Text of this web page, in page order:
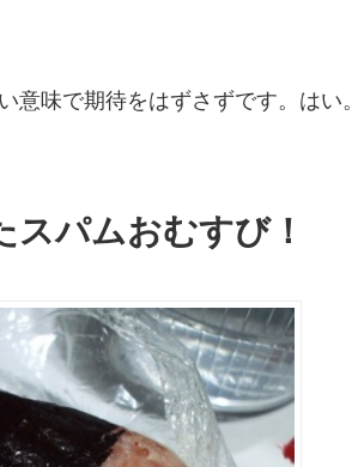
味で期待をはずさずです。はい。
スパムおむすび！